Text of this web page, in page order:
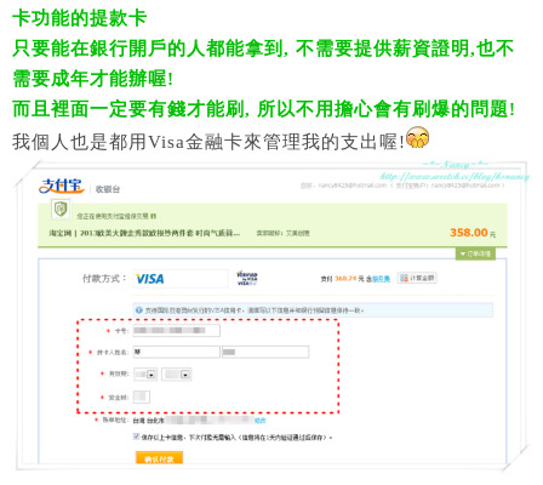
卡功能的提款卡
只要能在銀行開戶的人都能拿到, 不需要提供薪資證明,也不
需要成年才能辦喔!
而且裡面一定要有錢才能刷, 所以不用擔心會有刷爆的問題!
我個人也是都用Visa金融卡來管理我的支出喔!